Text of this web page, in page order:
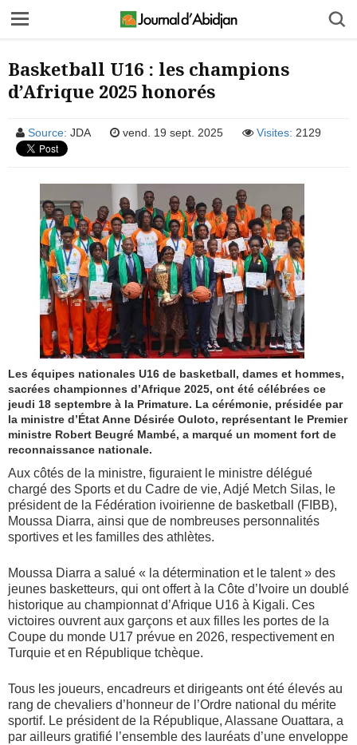
Basketball U16 : les champions
d’Afrique 2025 honorés
Source: JDA vend. 19 sept. 2025 Visites: 2129
Les équipes nationales U16 de basketball, dames et hommes,
sacrées championnes d’Afrique 2025, ont été célébrées ce
jeudi 18 septembre à la Primature. La cérémonie, présidée par
la ministre d’État Anne Désirée Ouloto, représentant le Premier
ministre Robert Beugré Mambé, a marqué un moment fort de
reconnaissance nationale.
Aux côtés de la ministre, figuraient le ministre délégué
chargé des Sports et du Cadre de vie, Adjé Metch Silas, le
président de la Fédération ivoirienne de basketball (FIBB),
Moussa Diarra, ainsi que de nombreuses personnalités
sportives et les familles des athlètes.
Moussa Diarra a salué « la détermination et le talent » des
jeunes basketteurs, qui ont offert à la Côte d’Ivoire un doublé
historique au championnat d’Afrique U16 à Kigali. Ces
victoires ouvrent aux garçons et aux filles les portes de la
Coupe du monde U17 prévue en 2026, respectivement en
Turquie et en République tchèque.
Tous les joueurs, encadreurs et dirigeants ont été élevés au
rang de chevaliers d’honneur de l’Ordre national du mérite
sportif. Le président de la République, Alassane Ouattara, a
par ailleurs gratifié l’ensemble des lauréats d’une enveloppe